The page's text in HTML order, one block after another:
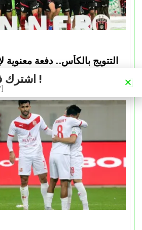
التتويج بالكأس.. دفعة معنوية
موقعة الزمالك في
اشترك في نشرتنا الإخبارية !